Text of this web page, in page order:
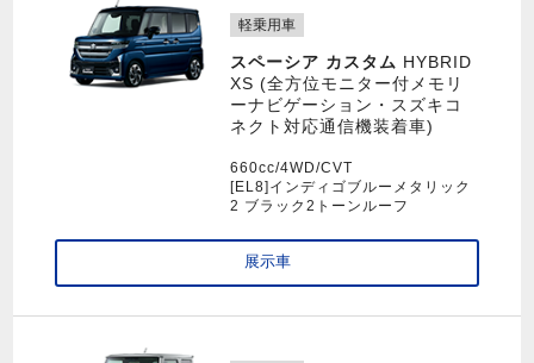
軽乗用車
スペーシア カスタム HYBRID
XS (全方位モニター付メモリ
ーナビゲーション・スズキコ
ネクト対応通信機装着車)
660cc/4WD/CVT
[EL8]インディゴブルーメタリック
2 ブラック2トーンルーフ
展示車